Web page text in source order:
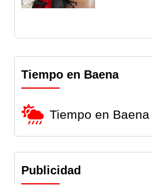
Tiempo en Baena
Tiempo en Baena
Publicidad